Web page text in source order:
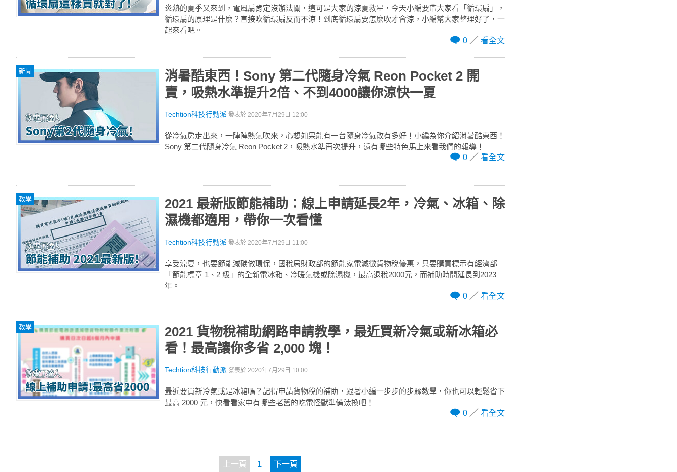
炎熱的夏季又來到，電風扇肯定沒辦法關，這可是大家的涼夏救星，今天小編要帶大家看「循環扇」，
循環扇的原理是什麼？直接吹循環扇反而不涼！到底循環扇要怎麼吹才會涼，小編幫大家整理好了，一
起來看吧。
0
看全文
新聞
消暑酷東西！Sony 第二代隨身冷氣 Reon Pocket 2 開
賣，吸熱水準提升2倍、不到4000讓你涼快一夏
Techtion科技行動派 發表於 2020年7月29日 12:00
從冷氣房走出來，一陣陣熱氣吹來，心想如果能有一台隨身冷氣改有多好！小編為你介紹消暑酷東西！
Sony 第二代隨身冷氣 Reon Pocket 2，吸熱水準再次提升，還有哪些特色馬上來看我們的報導！
0
看全文
教學
2021 最新版節能補助：線上申請延長2年，冷氣、冰箱、除
濕機都適用，帶你一次看懂
Techtion科技行動派 發表於 2020年7月29日 11:00
享受涼夏，也要節能減碳做環保，國稅局財政部的節能家電減徵貨物稅優惠，只要購買標示有經濟部
「節能標章 1、2 級」的全新電冰箱、冷暖氣機或除濕機，最高退稅2000元，而補助時間延長到2023
年。
0
看全文
教學
2021 貨物稅補助網路申請教學，最近買新冷氣或新冰箱必
看！最高讓你多省 2,000 塊！
Techtion科技行動派 發表於 2020年7月29日 10:00
最近要買新冷氣或是冰箱嗎？記得申請貨物稅的補助，跟著小編一步步的步驟教學，你也可以輕鬆省下
最高 2000 元，快看看家中有哪些老舊的吃電怪獸準備汰換吧！
0
看全文
上一頁 1 下一頁